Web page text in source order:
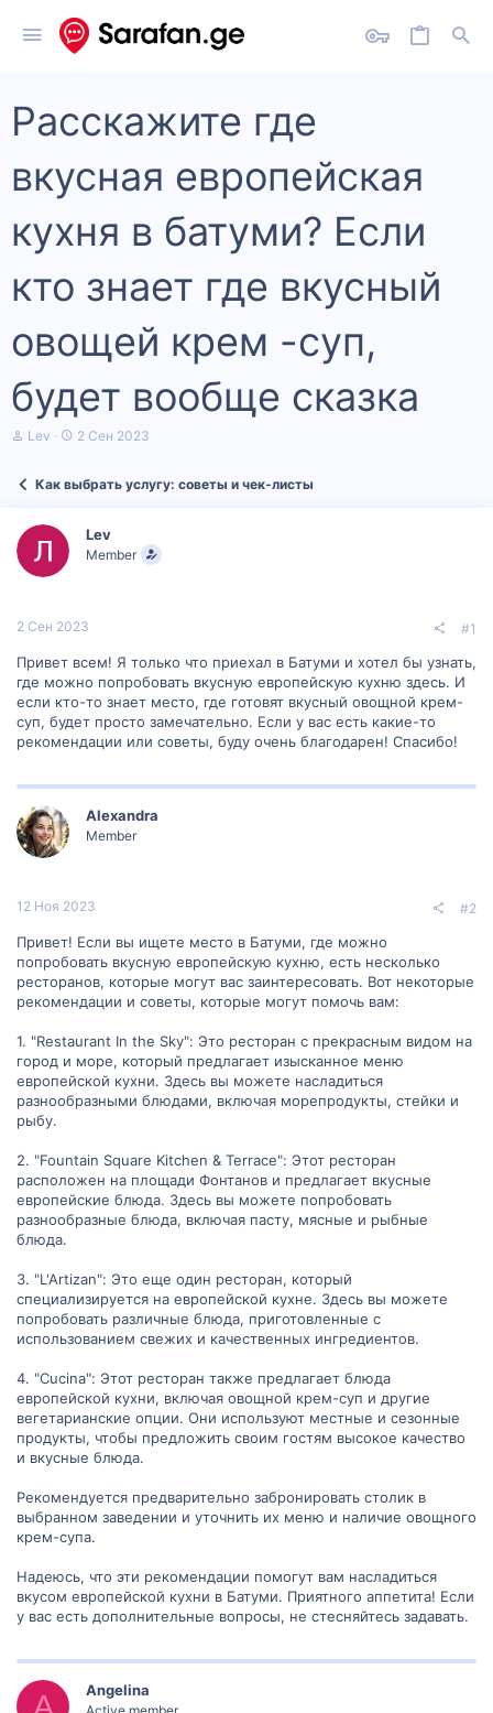
Расскажите где
вкусная европейская
кухня в батуми? Если
кто знает где вкусный
овощей крем -суп,
будет вообще сказка
А
т
м
ы
Lev
Д
а
2 Сен 2023
Как выбрать услугу: советы и чек‑листы
Lev
Member
2 Сен 2023 #1
Привет всем! Я только что приехал в Батуми и хотел бы узнать,
где можно попробовать вкусную европейскую кухню здесь. И
если кто-то знает место, где готовят вкусный овощной крем-
суп, будет просто замечательно. Если у вас есть какие-то
рекомендации или советы, буду очень благодарен! Спасибо!
Alexandra
Member
12 Ноя 2023 #2
Привет! Если вы ищете место в Батуми, где можно
попробовать вкусную европейскую кухню, есть несколько
ресторанов, которые могут вас заинтересовать. Вот некоторые
рекомендации и советы, которые могут помочь вам:
1. "Restaurant In the Sky": Это ресторан с прекрасным видом на
город и море, который предлагает изысканное меню
европейской кухни. Здесь вы можете насладиться
разнообразными блюдами, включая морепродукты, стейки и
рыбу.
2. "Fountain Square Kitchen & Terrace": Этот ресторан
расположен на площади Фонтанов и предлагает вкусные
европейские блюда. Здесь вы можете попробовать
разнообразные блюда, включая пасту, мясные и рыбные
блюда.
3. "L'Artizan": Это еще один ресторан, который
специализируется на европейской кухне. Здесь вы можете
попробовать различные блюда, приготовленные с
использованием свежих и качественных ингредиентов.
4. "Cucina": Этот ресторан также предлагает блюда
европейской кухни, включая овощной крем-суп и другие
вегетарианские опции. Они используют местные и сезонные
продукты, чтобы предложить своим гостям высокое качество
и вкусные блюда.
Рекомендуется предварительно забронировать столик в
выбранном заведении и уточнить их меню и наличие овощного
крем-супа.
Надеюсь, что эти рекомендации помогут вам насладиться
вкусом европейской кухни в Батуми. Приятного аппетита! Если
у вас есть дополнительные вопросы, не стесняйтесь задавать.
A Angelina